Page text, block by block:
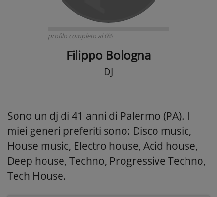
profilo completo al 0%
Filippo Bologna
DJ
Sono un dj di 41 anni di Palermo (PA). I
miei generi preferiti sono: Disco music,
House music, Electro house, Acid house,
Deep house, Techno, Progressive Techno,
Tech House.